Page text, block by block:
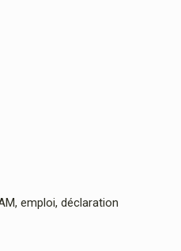
emploi, déclaration